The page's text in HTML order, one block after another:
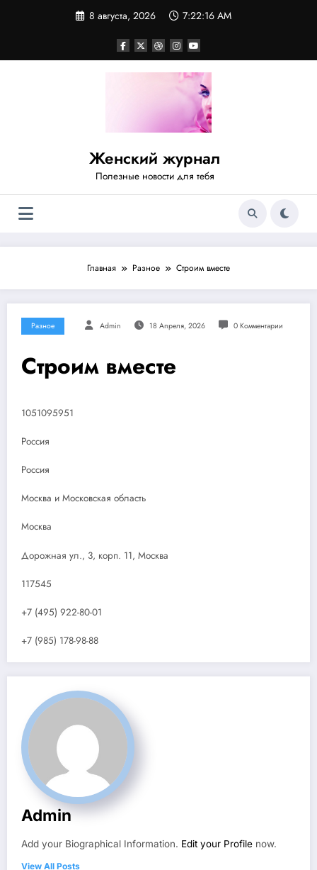
8 августа, 2026 7:22:17 AM
Женский журнал
Полезные новости для тебя
Главная Разное Строим вместе
Разное Admin 18 Апреля, 2026 0 Комментарии
Строим вместе
1051095951
Россия
Россия
Москва и Московская область
Москва
Дорожная ул., 3, корп. 11, Москва
117545
+7 (495) 922-80-01
+7 (985) 178-98-88
Admin
Add your Biographical Information. Edit your Profile now.
View All Posts